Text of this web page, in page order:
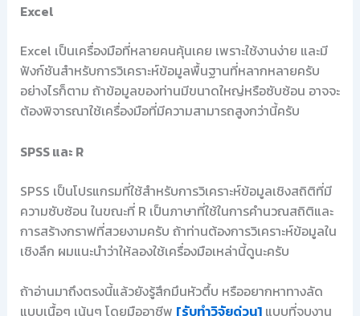
Excel
Excel เป็นเครื่องมือที่หลายคนคุ้นเคย เพราะใช้งานง่าย และมี
ฟังก์ชันสำหรับการวิเคราะห์ข้อมูลพื้นฐานที่หลากหลายครับ
อย่างไรก็ตาม ถ้าข้อมูลของท่านมีขนาดใหญ่หรือซับซ้อน อาจจะ
ต้องพิจารณาใช้เครื่องมือที่มีความสามารถสูงกว่านี้ครับ
SPSS และ R
SPSS เป็นโปรแกรมที่ใช้สำหรับการวิเคราะห์ข้อมูลเชิงสถิติที่มี
ความซับซ้อน ในขณะที่ R เป็นภาษาที่ใช้ในการคำนวณสถิติและ
การสร้างกราฟที่สวยงามครับ ถ้าท่านต้องการวิเคราะห์ข้อมูลใน
เชิงลึก ผมแนะนำว่าให้ลองใช้เครื่องมือเหล่านี้ดูนะครับ
ถ้าอ่านมาถึงตรงนี้แล้วยังรู้สึกมึนหัวตึ้บ หรืออยากหาทางลัด
แบบเนื้อๆ เน้นๆ โดยมืออาชีพ [รับทำวิจัยด่วน]แบบที่จบงาน